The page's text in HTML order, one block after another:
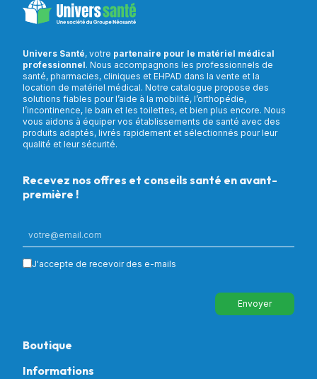
Univers Santé, votre partenaire pour le matériel médical
professionnel. Nous accompagnons les professionnels de
santé, pharmacies, cliniques et EHPAD dans la vente et la
location de matériel médical. Notre catalogue propose des
solutions fiables pour l’aide à la mobilité, l’orthopédie,
l’incontinence, le bain et les toilettes, et bien plus encore. Nous
vous aidons à équiper vos établissements de santé avec des
produits adaptés, livrés rapidement et sélectionnés pour leur
qualité et leur sécurité.
Recevez nos offres et conseils santé en avant-
première !
J'accepte de recevoir des e-mails
Envoyer
Boutique
Informations